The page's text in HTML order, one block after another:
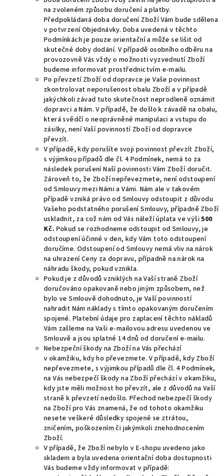
na zvoleném způsobu doručení a platby.
Předpokládaná doba doručení Zboží Vám bude sdělena
v potvrzení Objednávky. Doba uvedená v těchto
Podmínkách je pouze orientační a může se lišit od
skutečné doby dodání. V případě osobního odběru na
provozovně Vás vždy o možnosti vyzvednutí Zboží
budeme informovat prostřednictvím e-mailu.
Po převzetí Zboží od dopravce je Vaše povinnost
zkontrolovat neporušenost obalu Zboží a v případě
jakýchkoli závad tuto skutečnost neprodleně oznámit
dopravci a Nám. V případě, že došlo k závadě na obalu,
která svědčí o neoprávněné manipulaci a vstupu do
zásilky, není Vaší povinností Zboží od dopravce
převzít.
V případě, kdy porušíte svoji povinnost převzít Zboží,
s výjimkou případů dle čl. 4Podmínek, nemá to za
následek porušení Naší povinnosti Vám Zboží doručit.
Zároveň to, že Zboží nepřevezmete, není odstoupení
od Smlouvy mezi Námi a Vámi. Nám ale v takovém
případě vzniká právo od Smlouvy odstoupit z důvodu
Vašeho podstatného porušení Smlouvy, případně Zboží
uskladnit, za což nám od Vás náleží úplata ve výši500
Kč. Pokud se rozhodneme odstoupit od Smlouvy, je
odstoupení účinné v den, kdy Vám toto odstoupení
doručíme. Odstoupení od Smlouvy nemá vliv na nárok
na uhrazení Ceny za dopravu, případně na nárok na
náhradu škody, pokud vznikla.
Pokud je z důvodů vzniklých na Vaší straně Zboží
doručováno opakovaně nebo jiným způsobem, než
bylo ve Smlouvě dohodnuto, je Vaší povinností
nahradit Nám náklady s tímto opakovaným doručením
spojené. Platební údaje pro zaplacení těchto nákladů
Vám zašleme na Vaši e-mailovou adresu uvedenou ve
Smlouvě a jsou splatné 14 dnů od doručení e-mailu.
Nebezpeční škody na Zboží na Vás přechází
v okamžiku, kdy ho převezmete. V případě, kdy Zboží
nepřevezmete, s výjimkou případů dle čl.4Podmínek,
na Vás nebezpečí škody na Zboží přechází v okamžiku,
kdy jste měli možnost ho převzít, ale z důvodů na Vaší
straně k převzetí nedošlo. Přechod nebezpečí škody
na Zboží pro Vás znamená, že od tohoto okamžiku
nesete veškeré důsledky spojené se ztrátou,
zničením, poškozením či jakýmkoli znehodnocením
Zboží.
V případě, že Zboží nebylo v E-shopu uvedeno jako
skladem a byla uvedena orientační doba dostupnosti
Vás budeme vždy informovat v případě: